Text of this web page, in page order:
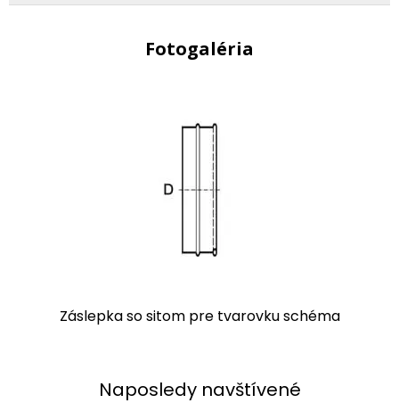
Fotogaléria
Záslepka so sitom pre tvarovku schéma
Naposledy navštívené